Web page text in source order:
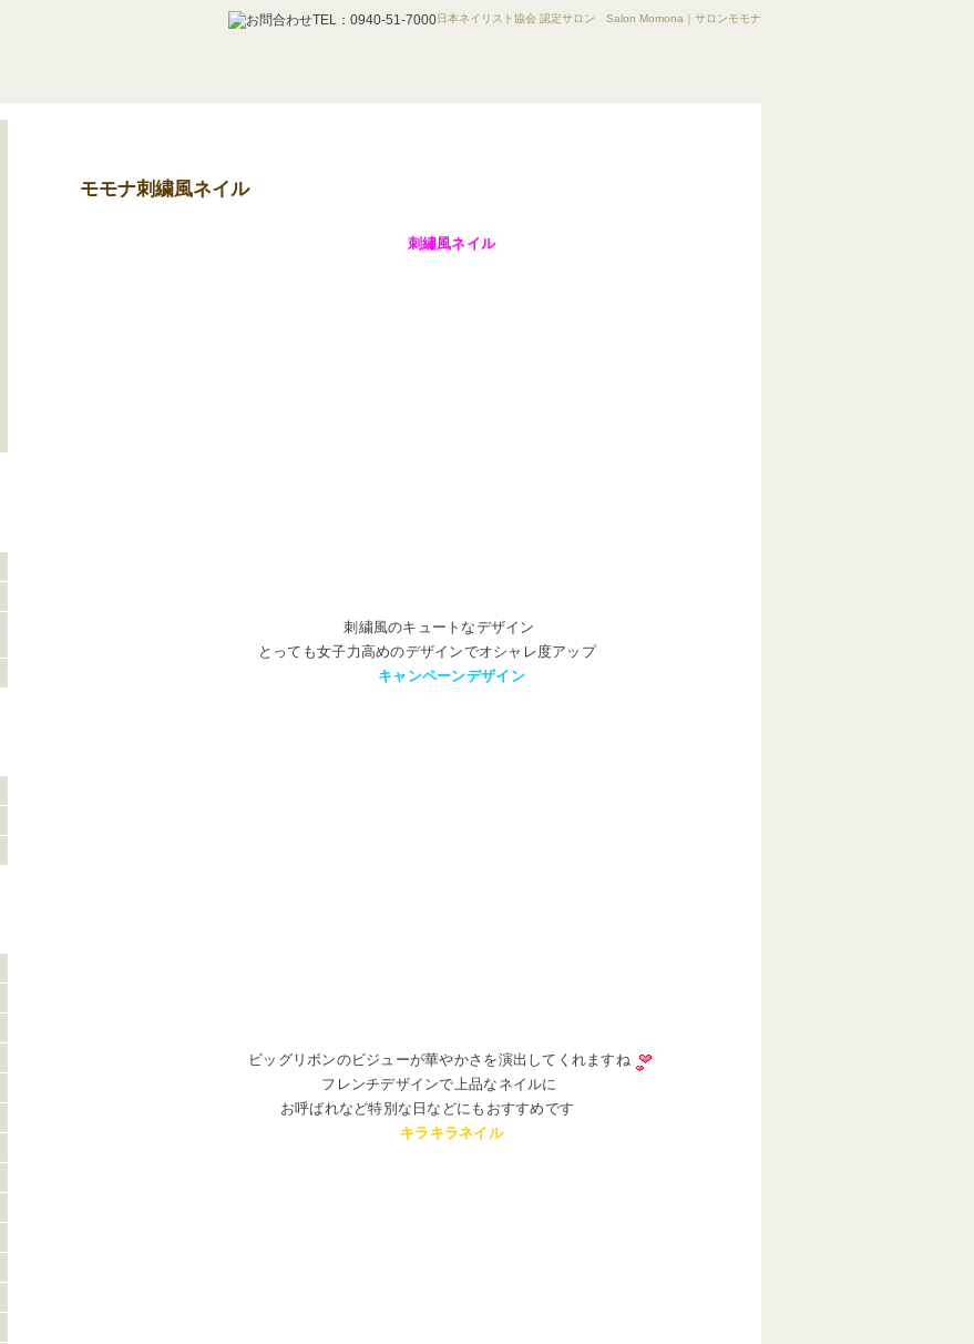
日本ネイリスト協会 認定サロン Salon Momona｜サロンモモナ
モモナ刺繍風ネイル
刺繡風ネイル
刺繍風のキュートなデザイン
とっても女子力高めのデザインでオシャレ度アップ
キャンペーンデザイン
ビッグリボンのビジューが華やかさを演出してくれますね
フレンチデザインで上品なネイルに
お呼ばれなど特別な日などにもおすすめです
キラキラネイル